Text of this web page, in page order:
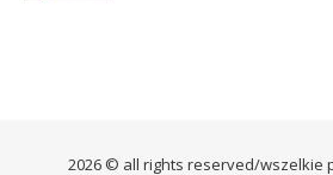
2026 © all rights reserved/wszelkie